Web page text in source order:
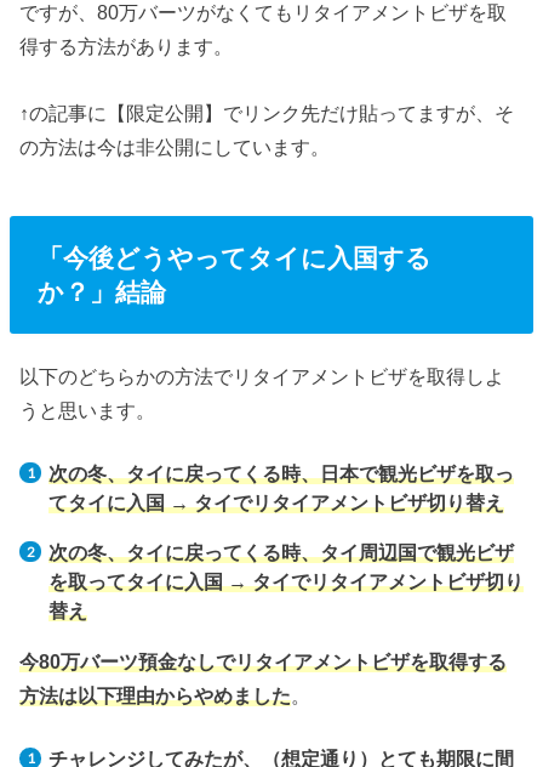
ですが、80万バーツがなくてもリタイアメントビザを取
得する方法があります。
↑の記事に【限定公開】でリンク先だけ貼ってますが、そ
の方法は今は非公開にしています。
「今後どうやってタイに入国する
か？」結論
以下のどちらかの方法でリタイアメントビザを取得しよ
うと思います。
次の冬、タイに戻ってくる時、日本で観光ビザを取っ
てタイに入国 → タイでリタイアメントビザ切り替え
次の冬、タイに戻ってくる時、タイ周辺国で観光ビザ
を取ってタイに入国 → タイでリタイアメントビザ切り
替え
今80万バーツ預金なしでリタイアメントビザを取得する
方法は以下理由からやめました。
チャレンジしてみたが、（想定通り）とても期限に間